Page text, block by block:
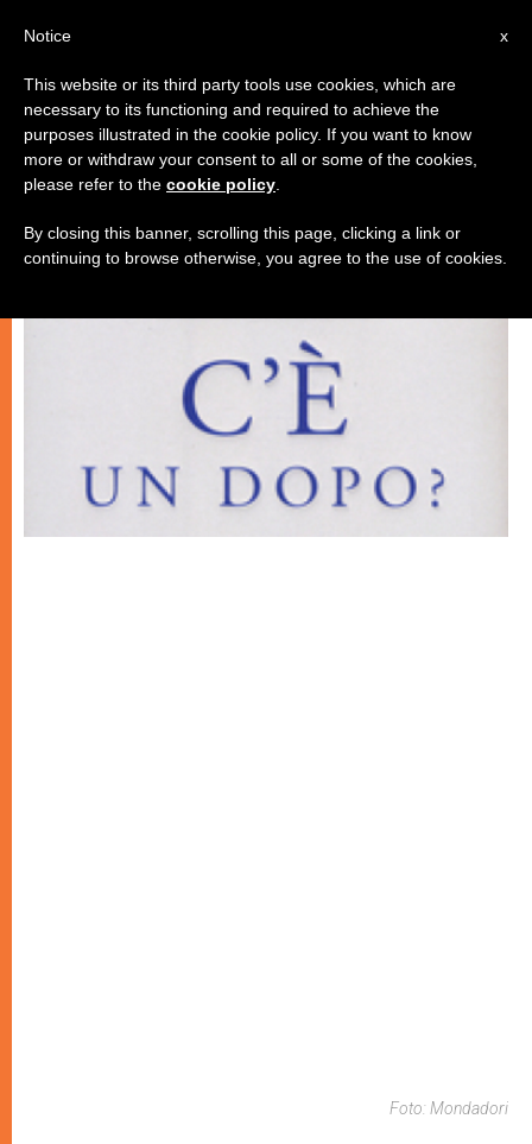
CHIESE LOCALI
Foto: Mondadori
x
Notice
This website or its third party tools use cookies, which are
necessary to its functioning and required to achieve the
purposes illustrated in the cookie policy. If you want to know
more or withdraw your consent to all or some of the cookies,
please refer to the cookie policy
By closing this banner, scrolling this page, clicking a link or
continuing to browse otherwise, you agree to the use of cookies.